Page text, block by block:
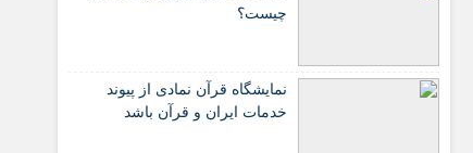
چیست؟
نمایشگاه قرآن نمادی از پیوند
خدمات ایران و قرآن باشد